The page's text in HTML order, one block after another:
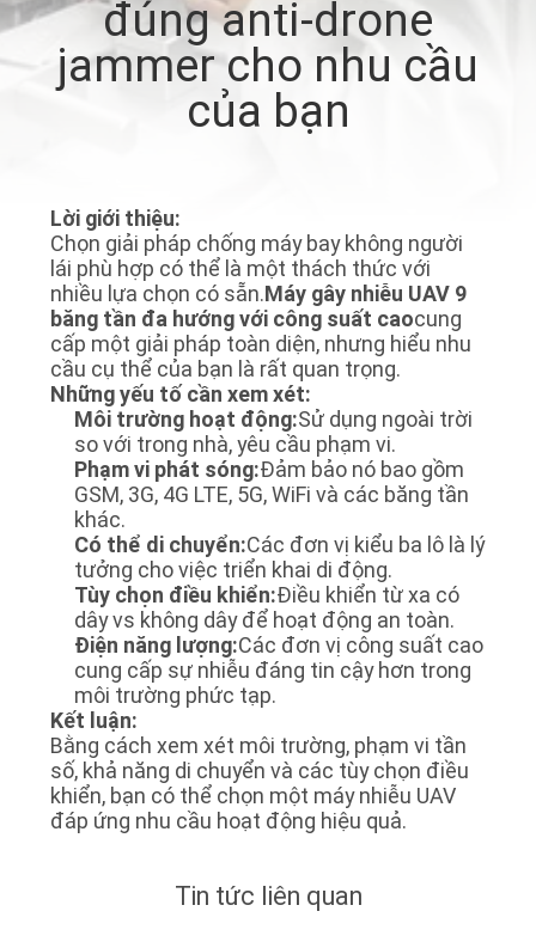
TÔI
THAM
MÁY
KIỂM
SOÁT
CHẤT
LƯỢNG
CHÚNG
TỨC
CÁC
đúng anti-drone
jammer cho nhu cầu
của bạn
Lời giới thiệu:
Chọn giải pháp chống máy bay không người
lái phù hợp có thể là một thách thức với
nhiều lựa chọn có sẵn.Máy gây nhiễu UAV 9
băng tần đa hướng với công suất caocung
cấp một giải pháp toàn diện, nhưng hiểu nhu
cầu cụ thể của bạn là rất quan trọng.
Những yếu tố cần xem xét:
Môi trường hoạt động:Sử dụng ngoài trời
so với trong nhà, yêu cầu phạm vi.
Phạm vi phát sóng:Đảm bảo nó bao gồm
GSM, 3G, 4G LTE, 5G, WiFi và các băng tần
khác.
Có thể di chuyển:Các đơn vị kiểu ba lô là lý
tưởng cho việc triển khai di động.
Tùy chọn điều khiển:Điều khiển từ xa có
dây vs không dây để hoạt động an toàn.
Điện năng lượng:Các đơn vị công suất cao
cung cấp sự nhiễu đáng tin cậy hơn trong
môi trường phức tạp.
Kết luận:
Bằng cách xem xét môi trường, phạm vi tần
số, khả năng di chuyển và các tùy chọn điều
khiển, bạn có thể chọn một máy nhiễu UAV
đáp ứng nhu cầu hoạt động hiệu quả.
Tin tức liên quan